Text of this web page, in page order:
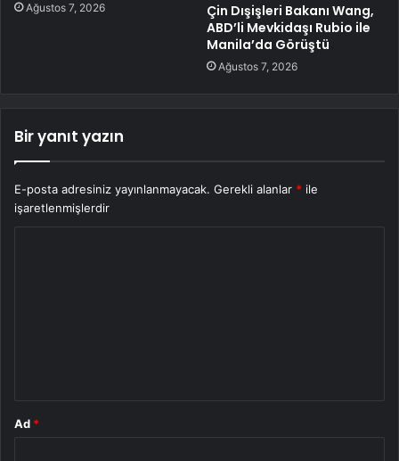
Ağustos 7, 2026
Çin Dışişleri Bakanı Wang,
ABD’li Mevkidaşı Rubio ile
Manila’da Görüştü
Ağustos 7, 2026
Bir yanıt yazın
E-posta adresiniz yayınlanmayacak. Gerekli alanlar * ile
işaretlenmişlerdir
Ad *